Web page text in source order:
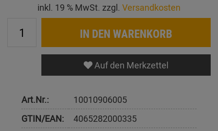
inkl. 19 % MwSt. zzgl. Versandkosten
IN DEN WARENKORB
Auf den Merkzettel
Art.Nr.:
10010906005
GTIN/EAN:
4065282000335